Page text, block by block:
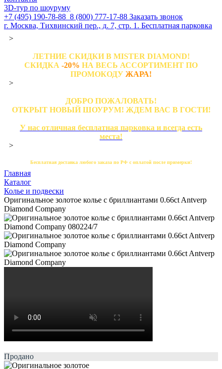
3D-тур по шоуруму
+7 (495) 190-78-88 8 (800) 777-17-88 Заказать звонок
г. Москва, Тихвинский пер., д. 7, стр. 1. Бесплатная парковка
>
ЛЕТНИЕ СКИДКИ В MISTER DIAMOND!
СКИДКА -20% НА ВЕСЬ АССОРТИМЕНТ ПО
ПРОМОКОДУ ЖАРА!
>
ДОБРО ПОЖАЛОВАТЬ!
ОТКРЫТ НОВЫЙ ШОУРУМ! ЖДЕМ ВАС В ГОСТИ!
У нас отличная бесплатная парковка и всегда есть
места!
>
Бесплатная доставка любого заказа по РФ с оплатой после примерки!
Главная
Каталог
Колье и подвески
Оригинальное золотое колье с бриллиантами 0.66ct Antverp
Diamond Company
Продано